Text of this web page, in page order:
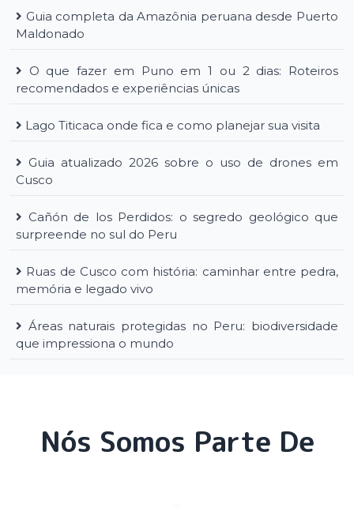
Guia completa da Amazônia peruana desde Puerto
Maldonado
O que fazer em Puno em 1 ou 2 dias: Roteiros
recomendados e experiências únicas
Lago Titicaca onde fica e como planejar sua visita
Guia atualizado 2026 sobre o uso de drones em
Cusco
Cañón de los Perdidos: o segredo geológico que
surpreende no sul do Peru
Ruas de Cusco com história: caminhar entre pedra,
memória e legado vivo
Áreas naturais protegidas no Peru: biodiversidade
que impressiona o mundo
Nós Somos Parte De